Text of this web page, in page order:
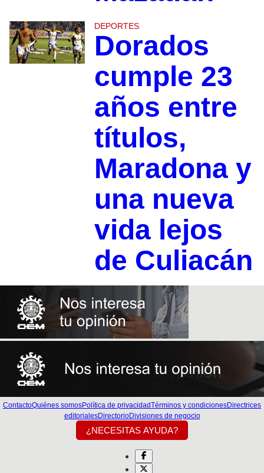
DEPORTES
Dorados
cumple 23
años entre
títulos,
Maradona y
una nueva
vida lejos
de Culiacán
ContactoQuiénes somosPolítica de privacidadTérminos y condicionesDirectrices
editorialesDirectorioDivisiones de negocio
¿NECESITAS AYUDA?